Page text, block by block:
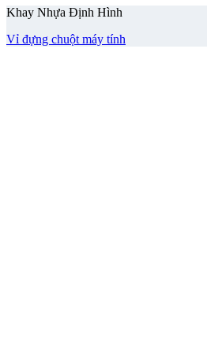
Khay Nhựa Định Hình
Vỉ đựng chuột máy tính